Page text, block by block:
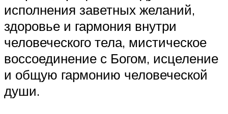
исполнения заветных желаний,
здоровье и гармония внутри
человеческого тела, мистическое
воссоединение с Богом, исцеление
и общую гармонию человеческой
души.